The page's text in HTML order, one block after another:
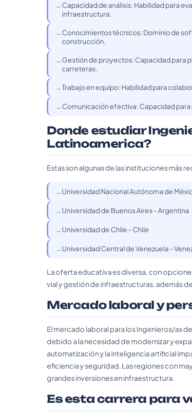
Capacidad de análisis: Habilidad para
infraestructura.
Conocimientos técnicos: Dominio de
construcción.
Gestión de proyectos: Capacidad para
carreteras.
Trabajo en equipo: Habilidad para
Comunicación efectiva: Capacidad
Donde estudiar
Latinoamerica?
Estas son algunas de las instituciones más
Universidad Nacional Autónoma de
Universidad de Buenos Aires - Argentina
Universidad de Chile - Chile
Universidad Central de Venezuela -
La oferta educativa es diversa, con
vial y gestión de infraestructuras, además
Mercado laboral y
El mercado laboral para los Ingenieros/as
debido a la necesidad de modernizar y
automatización y la inteligencia artificial
eficiencia y seguridad. Las regiones con
grandes inversiones en infraestructura.
Es esta carrera para